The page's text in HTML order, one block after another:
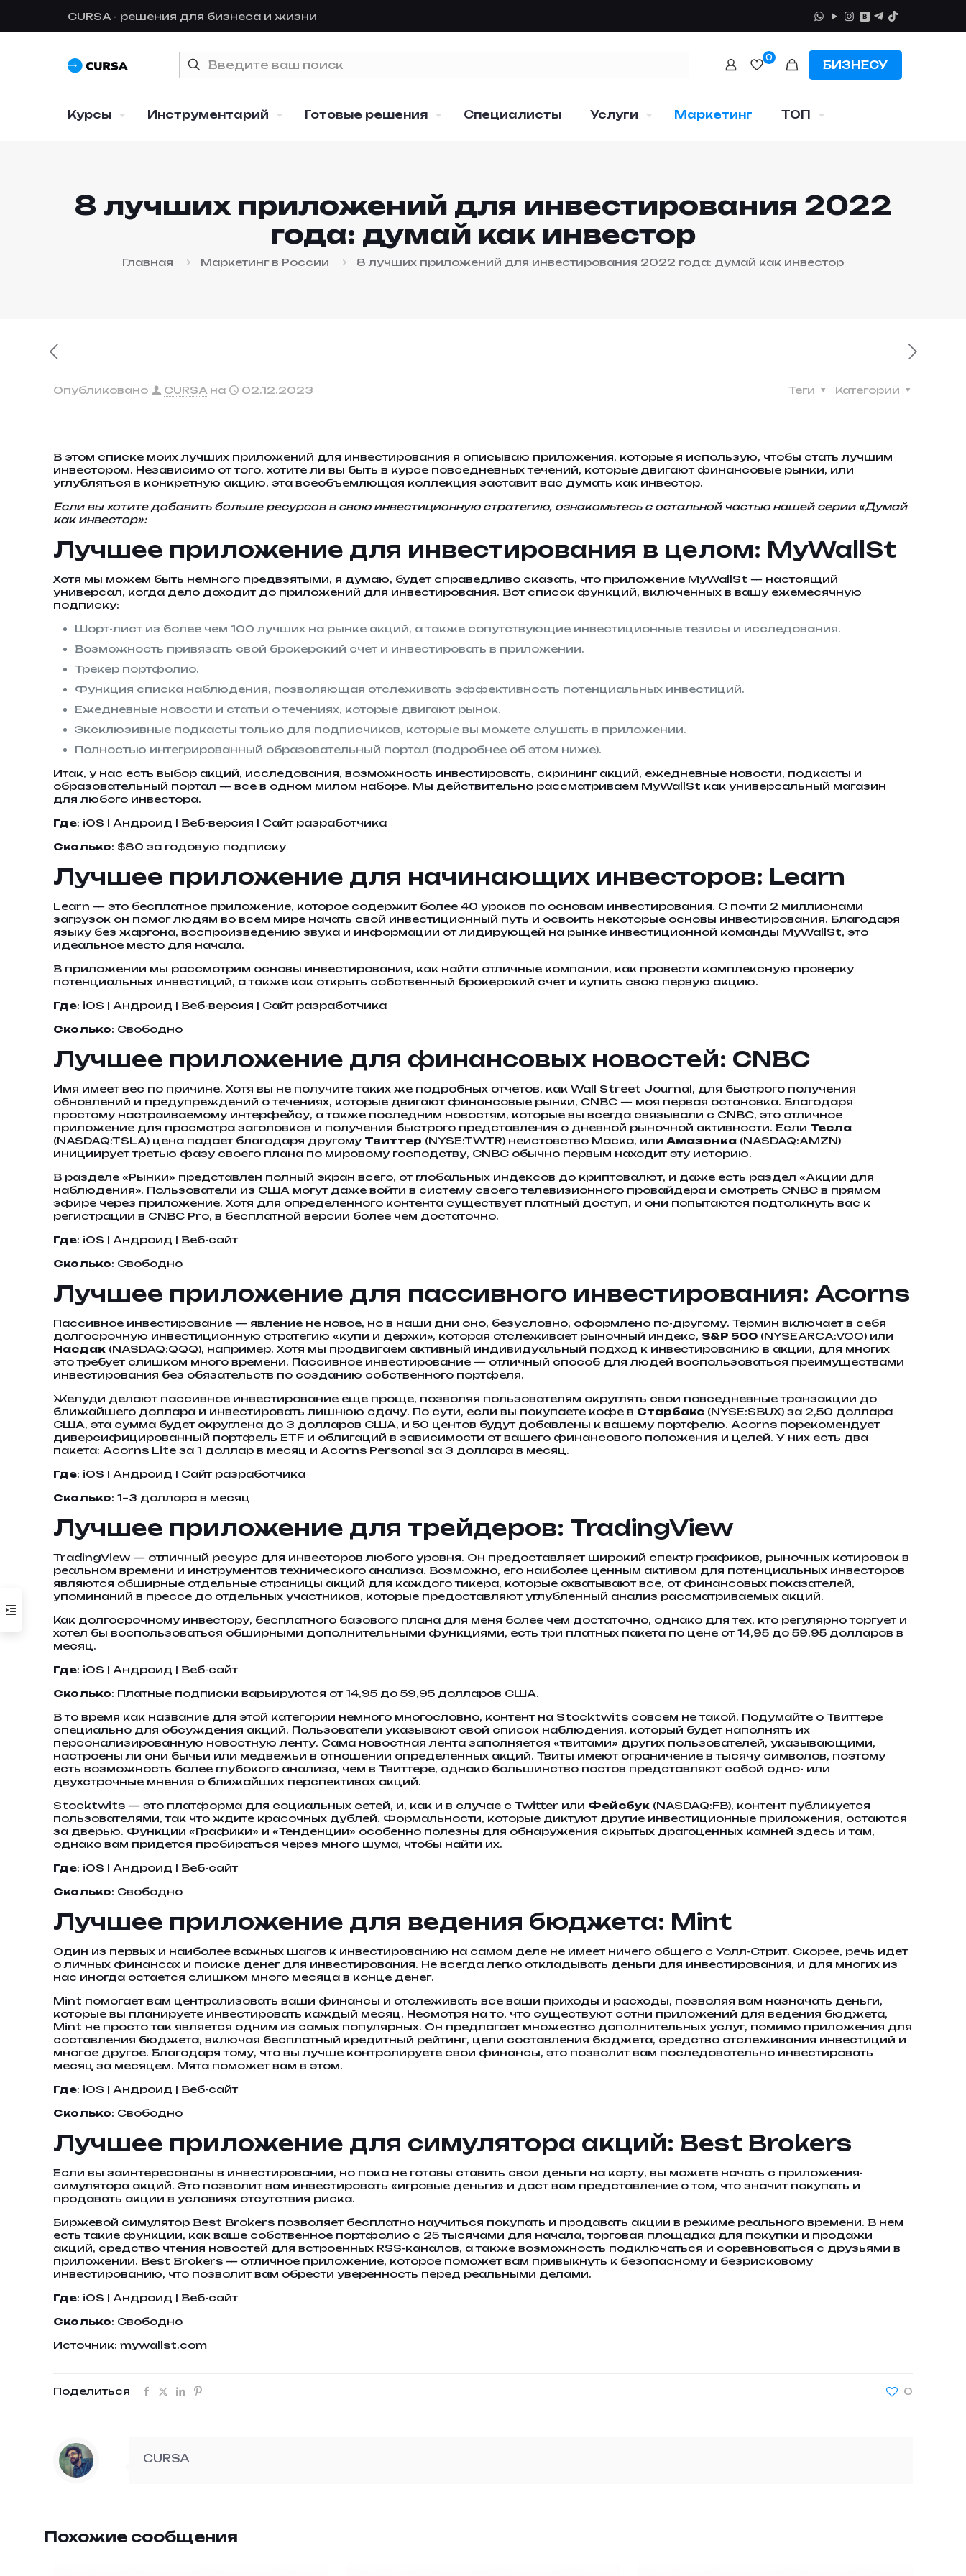
CURSA - решения для бизнеса и жизни
0
БИЗНЕСУ
Курсы Инструментарий Готовые решения Специалисты Услуги Маркетинг ТОП
8 лучших приложений для инвестирования 2022
года: думай как инвестор
Главная Маркетинг в России 8 лучших приложений для инвестирования 2022 года: думай как инвестор
Опубликовано CURSA на 02.12.2023 Категории
Теги
В этом списке моих лучших приложений для инвестирования я описываю приложения, которые я использую, чтобы стать лучшим
инвестором. Независимо от того, хотите ли вы быть в курсе повседневных течений, которые двигают финансовые рынки, или
углубляться в конкретную акцию, эта всеобъемлющая коллекция заставит вас думать как инвестор.
Если вы хотите добавить больше ресурсов в свою инвестиционную стратегию, ознакомьтесь с остальной частью нашей серии «Думай
как инвестор»:
Лучшее приложение для инвестирования в целом: MyWallSt
Хотя мы можем быть немного предвзятыми, я думаю, будет справедливо сказать, что приложение MyWallSt — настоящий
универсал, когда дело доходит до приложений для инвестирования. Вот список функций, включенных в вашу ежемесячную
подписку:
Шорт-лист из более чем 100 лучших на рынке акций, а также сопутствующие инвестиционные тезисы и исследования.
Возможность привязать свой брокерский счет и инвестировать в приложении.
Трекер портфолио.
Функция списка наблюдения, позволяющая отслеживать эффективность потенциальных инвестиций.
Ежедневные новости и статьи о течениях, которые двигают рынок.
Эксклюзивные подкасты только для подписчиков, которые вы можете слушать в приложении.
Полностью интегрированный образовательный портал (подробнее об этом ниже).
Итак, у нас есть выбор акций, исследования, возможность инвестировать, скрининг акций, ежедневные новости, подкасты и
образовательный портал — все в одном милом наборе. Мы действительно рассматриваем MyWallSt как универсальный магазин
для любого инвестора.
Где: iOS | Андроид | Веб-версия | Сайт разработчика
Сколько: $80 за годовую подписку
Лучшее приложение для начинающих инвесторов: Learn
Learn — это бесплатное приложение, которое содержит более 40 уроков по основам инвестирования. С почти 2 миллионами
загрузок он помог людям во всем мире начать свой инвестиционный путь и освоить некоторые основы инвестирования. Благодаря
языку без жаргона, воспроизведению звука и информации от лидирующей на рынке инвестиционной команды MyWallSt, это
идеальное место для начала.
В приложении мы рассмотрим основы инвестирования, как найти отличные компании, как провести комплексную проверку
потенциальных инвестиций, а также как открыть собственный брокерский счет и купить свою первую акцию.
Где: iOS | Андроид | Веб-версия | Сайт разработчика
Сколько: Свободно
Лучшее приложение для финансовых новостей: CNBC
Имя имеет вес по причине. Хотя вы не получите таких же подробных отчетов, как Wall Street Journal, для быстрого получения
обновлений и предупреждений о течениях, которые двигают финансовые рынки, CNBC — моя первая остановка. Благодаря
простому настраиваемому интерфейсу, а также последним новостям, которые вы всегда связывали с CNBC, это отличное
приложение для просмотра заголовков и получения быстрого представления о дневной рыночной активности. Если Тесла
(NASDAQ:TSLA) цена падает благодаря другому Твиттер (NYSE:TWTR) неистовство Маска, илиАмазонка (NASDAQ:AMZN)
инициирует третью фазу своего плана по мировому господству, CNBC обычно первым находит эту историю.
В разделе «Рынки» представлен полный экран всего, от глобальных индексов до криптовалют, и даже есть раздел «Акции для
наблюдения». Пользователи из США могут даже войти в систему своего телевизионного провайдера и смотреть CNBC в прямом
эфире через приложение. Хотя для определенного контента существует платный доступ, и они попытаются подтолкнуть вас к
регистрации в CNBC Pro, в бесплатной версии более чем достаточно.
Где: iOS | Андроид | Веб-сайт
Сколько: Свободно
Лучшее приложение для пассивного инвестирования: Acorns
Пассивное инвестирование — явление не новое, но в наши дни оно, безусловно, оформлено по-другому. Термин включает в себя
долгосрочную инвестиционную стратегию «купи и держи», которая отслеживает рыночный индекс, S&P 500 (NYSEARCA:VOO) или
Насдак (NASDAQ:QQQ), например. Хотя мы продвигаем активный индивидуальный подход к инвестированию в акции, для многих
это требует слишком много времени. Пассивное инвестирование — отличный способ для людей воспользоваться преимуществами
инвестирования без обязательств по созданию собственного портфеля.
Желуди делают пассивное инвестирование еще проще, позволяя пользователям округлять свои повседневные транзакции до
ближайшего доллара и инвестировать лишнюю сдачу. По сути, если вы покупаете кофе в Старбакс (NYSE:SBUX) за 2,50 доллара
США, эта сумма будет округлена до 3 долларов США, и 50 центов будут добавлены к вашему портфелю. Acorns порекомендует
диверсифицированный портфель ETF и облигаций в зависимости от вашего финансового положения и целей. У них есть два
пакета: Acorns Lite за 1 доллар в месяц и Acorns Personal за 3 доллара в месяц.
Где: iOS | Андроид | Сайт разработчика
Сколько: 1–3 доллара в месяц
Лучшее приложение для трейдеров: TradingView
TradingView — отличный ресурс для инвесторов любого уровня. Он предоставляет широкий спектр графиков, рыночных котировок в
реальном времени и инструментов технического анализа. Возможно, его наиболее ценным активом для потенциальных инвесторов
являются обширные отдельные страницы акций для каждого тикера, которые охватывают все, от финансовых показателей,
упоминаний в прессе до отдельных участников, которые предоставляют углубленный анализ рассматриваемых акций.
Как долгосрочному инвестору, бесплатного базового плана для меня более чем достаточно, однако для тех, кто регулярно торгует и
хотел бы воспользоваться обширными дополнительными функциями, есть три платных пакета по цене от 14,95 до 59,95 долларов в
месяц.
Где: iOS | Андроид | Веб-сайт
Сколько: Платные подписки варьируются от 14,95 до 59,95 долларов США.
В то время как название для этой категории немного многословно, контент на Stocktwits совсем не такой. Подумайте о Твиттере
специально для обсуждения акций. Пользователи указывают свой список наблюдения, который будет наполнять их
персонализированную новостную ленту. Сама новостная лента заполняется «твитами» других пользователей, указывающими,
настроены ли они бычьи или медвежьи в отношении определенных акций. Твиты имеют ограничение в тысячу символов, поэтому
есть возможность более глубокого анализа, чем в Твиттере, однако большинство постов представляют собой одно- или
двухстрочные мнения о ближайших перспективах акций.
Stocktwits — это платформа для социальных сетей, и, как и в случае с Twitter или Фейсбук (NASDAQ:FB), контент публикуется
пользователями, так что ждите красочных дублей. Формальности, которые диктуют другие инвестиционные приложения, остаются
за дверью. Функции «Графики» и «Тенденции» особенно полезны для обнаружения скрытых драгоценных камней здесь и там,
однако вам придется пробираться через много шума, чтобы найти их.
Где: iOS | Андроид | Веб-сайт
Сколько: Свободно
Лучшее приложение для ведения бюджета: Mint
Один из первых и наиболее важных шагов к инвестированию на самом деле не имеет ничего общего с Уолл-Стрит. Скорее, речь идет
о личных финансах и поиске денег для инвестирования. Не всегда легко откладывать деньги для инвестирования, и для многих из
нас иногда остается слишком много месяца в конце денег.
Mint помогает вам централизовать ваши финансы и отслеживать все ваши приходы и расходы, позволяя вам назначать деньги,
которые вы планируете инвестировать каждый месяц. Несмотря на то, что существуют сотни приложений для ведения бюджета,
Mint не просто так является одним из самых популярных. Он предлагает множество дополнительных услуг, помимо приложения для
составления бюджета, включая бесплатный кредитный рейтинг, цели составления бюджета, средство отслеживания инвестиций и
многое другое. Благодаря тому, что вы лучше контролируете свои финансы, это позволит вам последовательно инвестировать
месяц за месяцем. Мята поможет вам в этом.
Где: iOS | Андроид | Веб-сайт
Сколько: Свободно
Лучшее приложение для симулятора акций: Best Brokers
Если вы заинтересованы в инвестировании, но пока не готовы ставить свои деньги на карту, вы можете начать с приложения-
симулятора акций. Это позволит вам инвестировать «игровые деньги» и даст вам представление о том, что значит покупать и
продавать акции в условиях отсутствия риска.
Биржевой симулятор Best Brokers позволяет бесплатно научиться покупать и продавать акции в режиме реального времени. В нем
есть такие функции, как ваше собственное портфолио с 25 тысячами для начала, торговая площадка для покупки и продажи
акций, средство чтения новостей для встроенных RSS-каналов, а также возможность подключаться и соревноваться с друзьями в
приложении. Best Brokers — отличное приложение, которое поможет вам привыкнуть к безопасному и безрисковому
инвестированию, что позволит вам обрести уверенность перед реальными делами.
Где: iOS | Андроид | Веб-сайт
Сколько: Свободно
Источник: mywallst.com
Поделиться 0
CURSA
Похожие сообщения